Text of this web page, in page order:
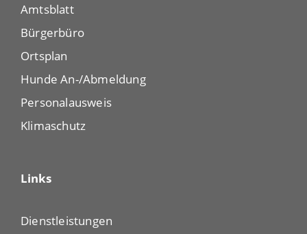
Amtsblatt
Bürgerbüro
Ortsplan
Hunde An-/Abmeldung
Personalausweis
Klimaschutz
Links
Dienstleistungen